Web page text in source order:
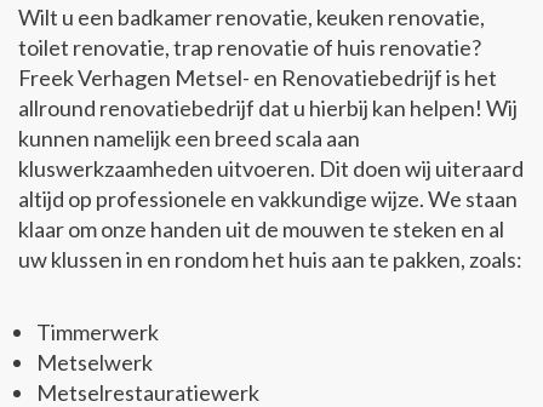
Wilt u een badkamer renovatie, keuken renovatie,
toilet renovatie, trap renovatie of huis renovatie?
Freek Verhagen Metsel- en Renovatiebedrijf is het
allround renovatiebedrijf dat u hierbij kan helpen! Wij
kunnen namelijk een breed scala aan
kluswerkzaamheden uitvoeren. Dit doen wij uiteraard
altijd op professionele en vakkundige wijze. We staan
klaar om onze handen uit de mouwen te steken en al
uw klussen in en rondom het huis aan te pakken, zoals:
Timmerwerk
Metselwerk
Metselrestauratiewerk